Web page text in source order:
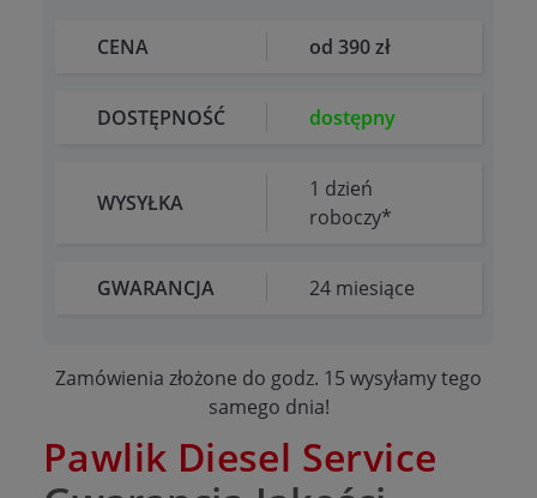
CENA od 390 zł
DOSTĘPNOŚĆ dostępny
WYSYŁKA
1 dzień
roboczy*
GWARANCJA 24 miesiące
Zamówienia złożone do godz. 15 wysyłamy tego
samego dnia!
Pawlik Diesel Service